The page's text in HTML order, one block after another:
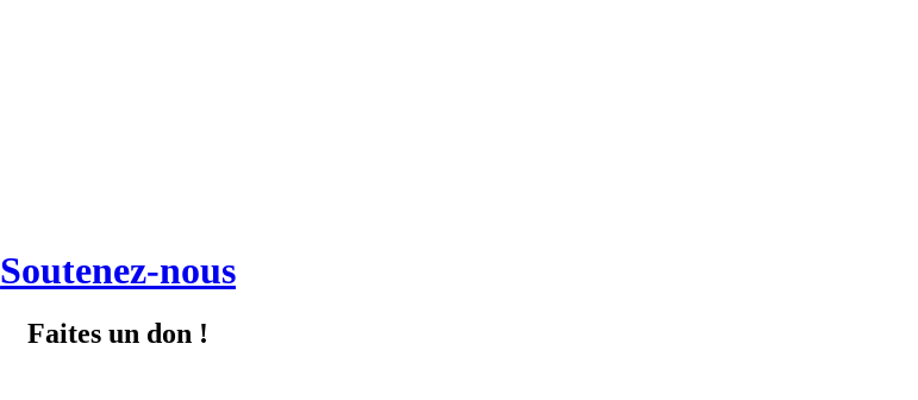
Soutenez-nous
Faites un don !